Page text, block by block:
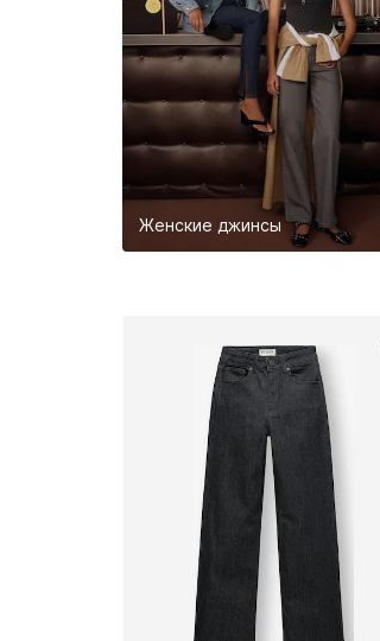
Женские джинсы